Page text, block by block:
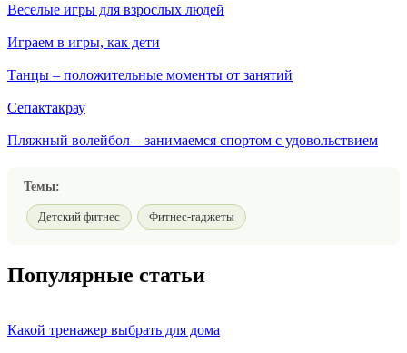
Веселые игры для взрослых людей
Играем в игры, как дети
Танцы – положительные моменты от занятий
Сепактакрау
Пляжный волейбол – занимаемся спортом с удовольствием
Темы:
Детский фитнес Фитнес-гаджеты
Популярные статьи
Какой тренажер выбрать для дома